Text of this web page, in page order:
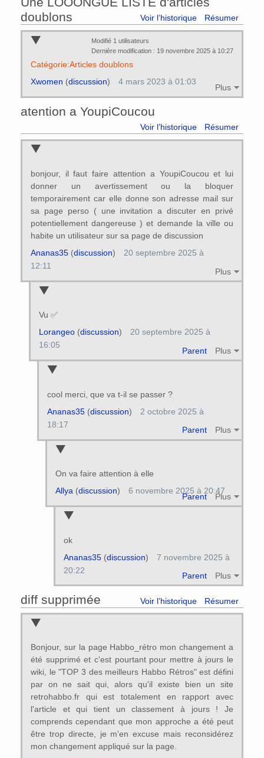
doublons
Voir l’historique Résumer
Modifié 1 utilisateurs
Dernière modification : 19 novembre 2025 à 10:27
Catégorie:Articles doublons
Plus
Xwomen (discussion) 4 mars 2023 à 01:03
atention a YoupiCoucou
Voir l’historique Résumer
bonjour, il faut faire attention a YoupiCoucou et lui
donner un avertissement ou la bloquer
temporairement car elle donne son adresse mail sur
sa page perso ( une invitation a discuter en privé
potentiellement dangereuse ) et demande la ville ou
habite un utilisateur sur sa page de discussion
Plus
Ananas35(discussion)
20 septembre 2025 à
12:11
Vu ✅️
Parent Plus
Lorangeo(discussion)
20 septembre 2025 à
16:05
cool merci, que va t-il se passer ?
Parent Plus
Ananas35(discussion)
2 octobre 2025 à
18:17
On va faire attention à elle
Parent Plus
Allya(discussion) 6 novembre 2025 à 20:47
ok
Parent Plus
Ananas35(discussion)
7 novembre 2025 à
20:22
diff supprimée Voir l’historique Résumer
Bonjour, sur la page Habbo_rétro mon changement a
été supprimé et c'est pourtant pour mettre à jours le
wiki, le "TOP 3 des meilleurs Habbo Rétros" est défini
par on ne sait qui, alors qu'il existe bien un site
retrohabbo.fr qui est totalement en rapport avec
l'article et qui tient un classement à jours ! Je
comprends cependant que mon approche a été peut
être trop directe, je m'en excuse mais reconsidérez
mon changement appliqué sur la page.